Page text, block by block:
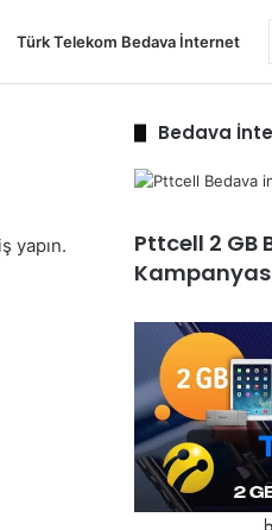
Türk Telekom Bedava İnternet
yapın.
Bedava
Pttcell 2 GB